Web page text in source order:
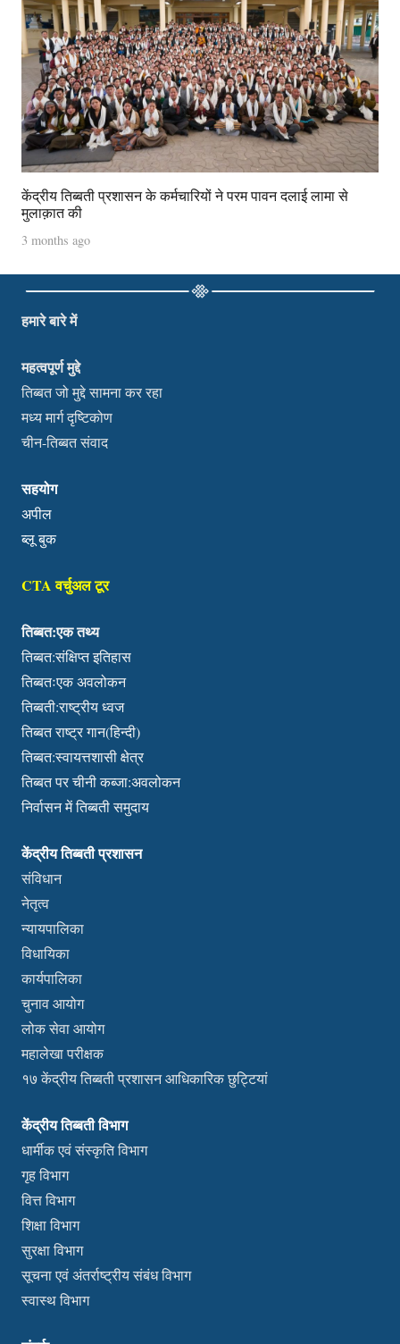
केंद्रीय तिब्बती प्रशासन के कर्मचारियों ने परम पावन दलाई लामा से
मुलाक़ात की
3 months ago
हमारे बारे में
महत्वपूर्ण मुद्दे
तिब्बत जो मुद्दे सामना कर रहा
मध्य मार्ग दृष्टिकोण
चीन-तिब्बत संवाद
सहयोग
अपील
ब्लू बुक
CTA वर्चुअल टूर
तिब्बत:एक तथ्य
तिब्बत:संक्षिप्त इतिहास
तिब्बतःएक अवलोकन
तिब्बती:राष्ट्रीय ध्वज
तिब्बत राष्ट्र गान(हिन्दी)
तिब्बत:स्वायत्तशासी क्षेत्र
तिब्बत पर चीनी कब्जा:अवलोकन
निर्वासन में तिब्बती समुदाय
केंद्रीय तिब्बती प्रशासन
संविधान
नेतृत्व
न्यायपालिका
विधायिका
कार्यपालिका
चुनाव आयोग
लोक सेवा आयोग
महालेखा परीक्षक
१७ केंद्रीय तिब्बती प्रशासन आधिकारिक छुट्टियां
केंद्रीय तिब्बती विभाग
धार्मीक एवं संस्कृति विभाग
गृह विभाग
वित्त विभाग
शिक्षा विभाग
सुरक्षा विभाग
सूचना एवं अंतर्राष्ट्रीय संबंध विभाग
स्वास्थ विभाग